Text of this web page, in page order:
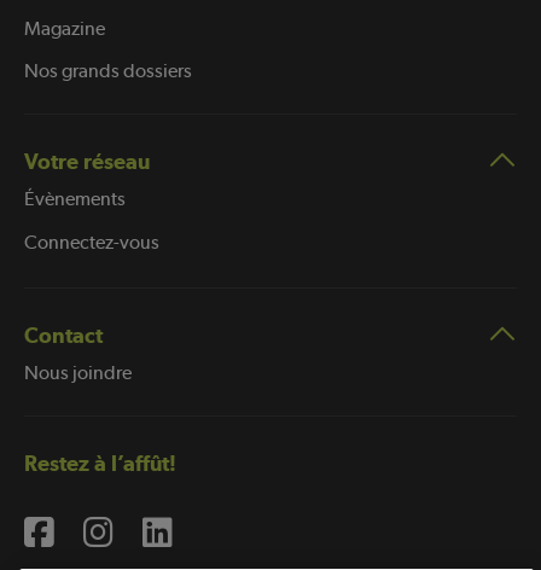
Magazine
Nos grands dossiers
Votre réseau
Évènements
Connectez-vous
Contact
Nous joindre
Restez à l’affût!